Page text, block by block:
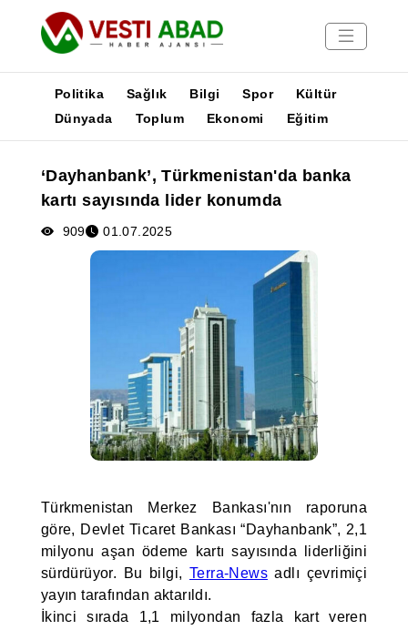
Yayınlar
Medya
Poster
Politika Sağlık Bilgi Spor
Kültür
Dünyada
Toplum Ekonomi Eğitim
‘Dayhanbank’, Türkmenistan'da banka
kartı sayısında lider konumda
909 01.07.2025
Türkmenistan Merkez Bankası'nın raporuna
göre, Devlet Ticaret Bankası “Dayhanbank”, 2,1
milyonu aşan ödeme kartı sayısında liderliğini
sürdürüyor. Bu bilgi, Terra-Newsadlı çevrimiçi
yayın tarafından aktarıldı.
İkinci sırada 1,1 milyondan fazla kart veren